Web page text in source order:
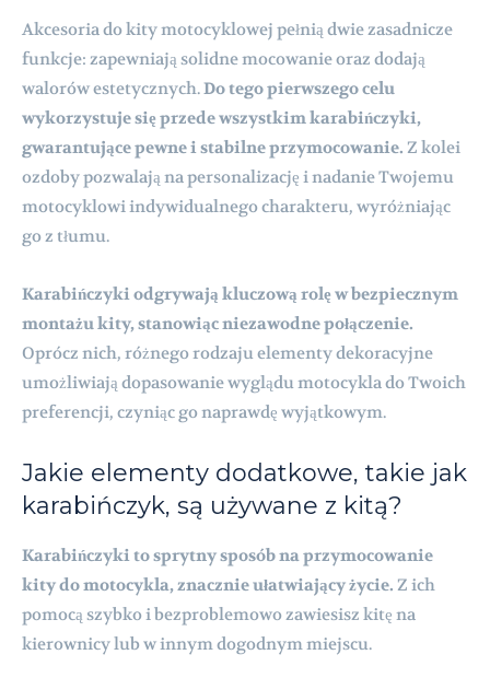
Akcesoria do kity motocyklowej pełnią dwie zasadnicze
funkcje: zapewniają solidne mocowanie oraz dodają
walorów estetycznych.Do tego pierwszego celu
wykorzystuje się przede wszystkim karabińczyki,
gwarantujące pewne i stabilne przymocowanie. Z kolei
ozdoby pozwalają na personalizację i nadanie Twojemu
motocyklowi indywidualnego charakteru, wyróżniając
go z tłumu.
Karabińczyki odgrywają kluczową rolę w bezpiecznym
montażu kity, stanowiąc niezawodne połączenie.
Oprócz nich, różnego rodzaju elementy dekoracyjne
umożliwiają dopasowanie wyglądu motocykla do Twoich
preferencji, czyniąc go naprawdę wyjątkowym.
Jakie elementy dodatkowe, takie jak
karabińczyk, są używane z kitą?
Karabińczyki to sprytny sposób na przymocowanie
kity do motocykla, znacznie ułatwiający życie. Z ich
pomocą szybko i bezproblemowo zawiesisz kitę na
kierownicy lub w innym dogodnym miejscu.